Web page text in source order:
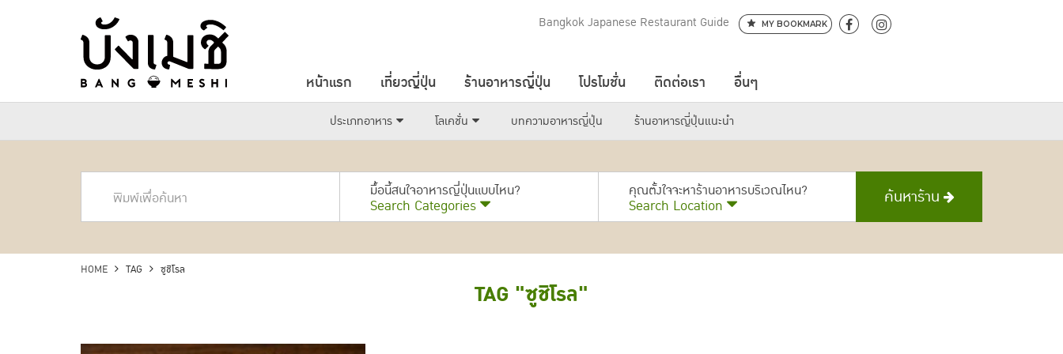
Bangkok Japanese Restaurant Guide MY BOOKMARK
หน้าแรก เที่ยวญี่ปุ่น ร้านอาหารญี่ปุ่น โปรโมชั่น ติดต่อเรา อื่นๆ
ประเภทอาหาร โลเคชั่น บทความอาหารญี่ปุ่น ร้านอาหารญี่ปุ่นแนะนำ
มื้อนี้สนใจอาหารญี่ปุ่นแบบไหน?
Search Categories
คุณตั้งใจจะหาร้านอาหารบริเวณไหน?
Search Location ค้นหาร้าน
HOME TAG ซูชิโรล
TAG "ซูชิโรล"